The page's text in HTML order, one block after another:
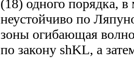
(18) одного порядка,
неустойчиво по
зоны огибающая
по закону shKL, а